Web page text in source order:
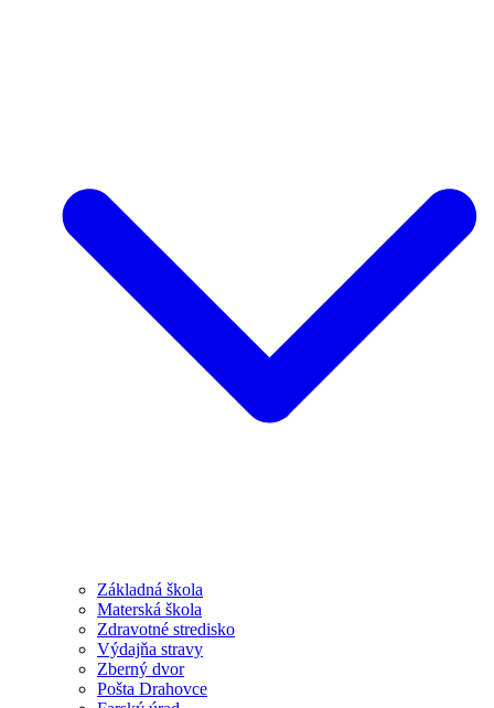
Základná škola
Materská škola
Zdravotné stredisko
Výdajňa stravy
Zberný dvor
Pošta Drahovce